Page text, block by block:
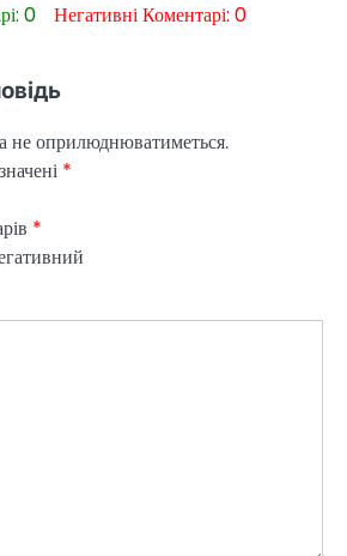
0 Негативні Коментарі: 0
оприлюднюватиметься.
*
*